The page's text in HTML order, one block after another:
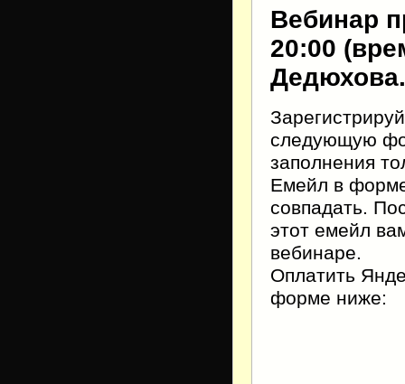
Вебинар
20:00
Дедюхова.
следующую
заполнения
Емейл в
совпадать.
этот емейл
вебинаре.
Оплатить
форме ниже: